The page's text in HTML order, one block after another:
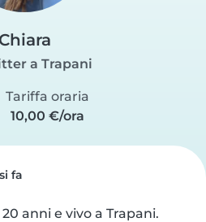
Chiara
a Trapani
Tariffa oraria
10,00 €/ora
fa
anni e vivo a Trapani.